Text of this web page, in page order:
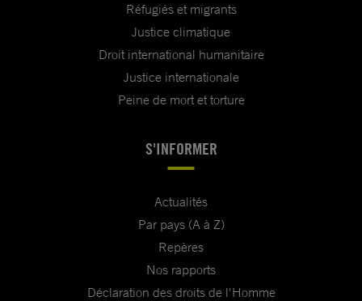
Réfugiés et migrants
Justice climatique
Droit international humanitaire
Justice internationale
Peine de mort et torture
S'INFORMER
Actualités
Par pays (A à Z)
Repères
Nos rapports
Déclaration des droits de l'Homme